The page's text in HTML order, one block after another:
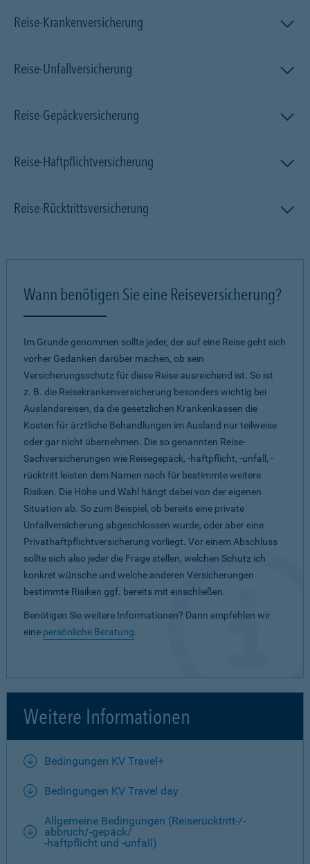
Reise-Krankenversicherung
Reise-Unfallversicherung
Reise-Gepäckversicherung
Reise-Haftpflichtversicherung
Reise-Rücktrittsversicherung
Wann benötigen Sie eine Reiseversicherung?
Im Grunde genommen sollte jeder, der auf eine Reise geht sich
vorher Gedanken darüber machen, ob sein
Versicherungsschutz für diese Reise ausreichend ist. So ist
z. B. die Reisekrankenversicherung besonders wichtig bei
Auslandsreisen, da die gesetzlichen Krankenkassen die
Kosten für ärztliche Behandlungen im Ausland nur teilweise
oder gar nicht übernehmen. Die so genannten Reise-
Sachversicherungen wie Reisegepäck, -haftpflicht, -unfall, -
rücktritt leisten dem Namen nach für bestimmte weitere
Risiken. Die Höhe und Wahl hängt dabei von der eigenen
Situation ab. So zum Beispiel, ob bereits eine private
Unfallversicherung abgeschlossen wurde, oder aber eine
Privathaftpflichtversicherung vorliegt. Vor einem Abschluss
sollte sich also jeder die Frage stellen, welchen Schutz ich
konkret wünsche und welche anderen Versicherungen
bestimmte Risiken ggf. bereits mit einschließen.
Benötigen Sie weitere Informationen? Dann empfehlen wir
eine persönliche Beratung.
Weitere Informationen
Bedingungen KV Travel+
Bedingungen KV Travel day
Allgemeine Bedingungen (Reiserücktritt-/-
abbruch/-gepäck/
-haftpflicht und -unfall)